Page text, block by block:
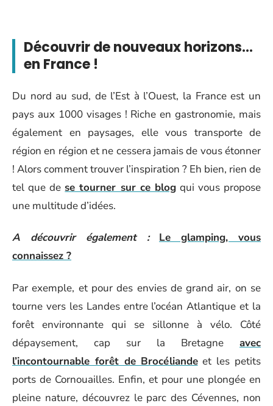
Découvrir de nouveaux horizons…
en France !
Du nord au sud, de l’Est à l’Ouest, la France est un
pays aux 1000 visages ! Riche en gastronomie, mais
également en paysages, elle vous transporte de
région en région et ne cessera jamais de vous étonner
! Alors comment trouver l’inspiration ? Eh bien, rien de
tel que de se tourner sur ce blogqui vous propose
une multitude d’idées.
A découvrir également :
Le glamping, vous
connaissez ?
Par exemple, et pour des envies de grand air, on se
tourne vers les Landes entre l’océan Atlantique et la
forêt environnante qui se sillonne à vélo. Côté
dépaysement, cap sur la Bretagne avec
l’incontournable forêt de Brocéliandeet les petits
ports de Cornouailles. Enfin, et pour une plongée en
pleine nature, découvrez le parc des Cévennes, non